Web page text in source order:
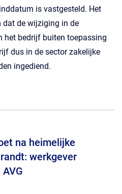
is vastgesteld. Het
de wijziging in de
het bedrijf buiten toepassing
dus in de sector zakelijke
ingediend.
na heimelijke
werkgever